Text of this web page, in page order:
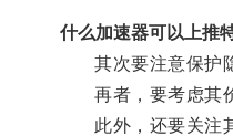
什么加速器可以上推
其次要注意保护隐
再者，要考虑其价
此外，还要关注其